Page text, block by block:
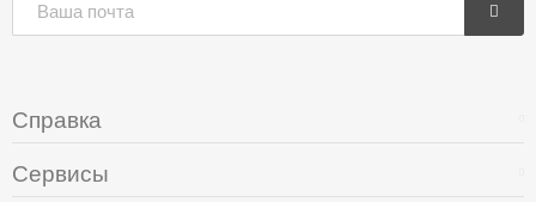
Справка
Сервисы